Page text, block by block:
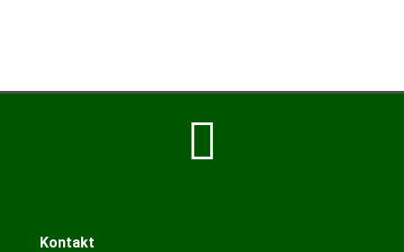
Kontakt